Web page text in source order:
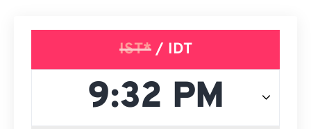
IST*/ IDT